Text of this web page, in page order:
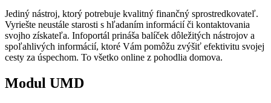
Jediný nástroj, ktorý potrebuje kvalitný finančný sprostredkovateľ.
Vyriešte neustále starosti s hľadaním informácií či kontaktovania
svojho získateľa. Infoportál prináša balíček dôležitých nástrojov a
spoľahlivých informácií, ktoré Vám pomôžu zvýšiť efektivitu svojej
cesty za úspechom. To všetko online z pohodlia domova.
Modul UMD